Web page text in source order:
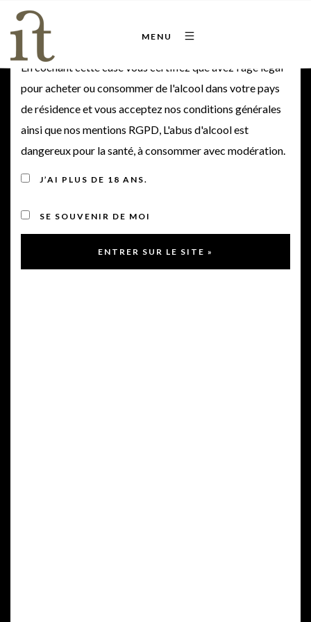
MENU
2014
Aucun produit ne correspond à votre sélection.
Bienvenue sur notre site
En cochant cette case vous certifiez que avez l'âge légal
pour acheter ou consommer de l'alcool dans votre pays
de résidence et vous acceptez nos conditions générales
ainsi que nos mentions RGPD, L'abus d'alcool est
dangereux pour la santé, à consommer avec modération.
J’AI PLUS DE 18 ANS.
SE SOUVENIR DE MOI